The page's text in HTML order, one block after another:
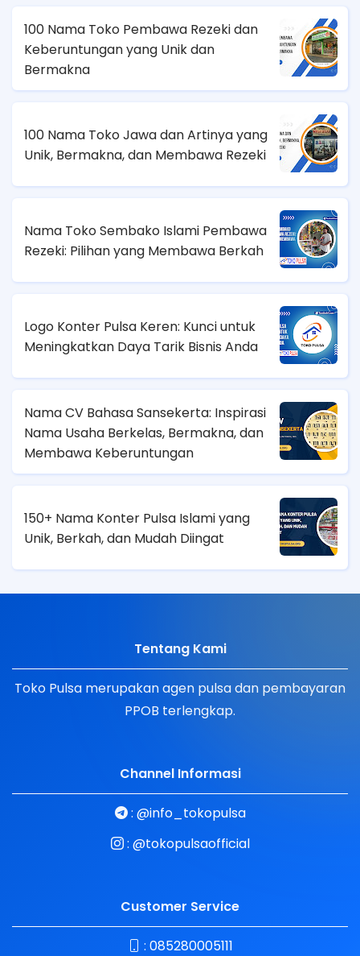
100 Nama Toko Pembawa Rezeki dan
Keberuntungan yang Unik dan
Bermakna
100 Nama Toko Jawa dan Artinya yang
Unik, Bermakna, dan Membawa Rezeki
Nama Toko Sembako Islami Pembawa
Rezeki: Pilihan yang Membawa Berkah
Logo Konter Pulsa Keren: Kunci untuk
Meningkatkan Daya Tarik Bisnis Anda
Nama CV Bahasa Sansekerta: Inspirasi
Nama Usaha Berkelas, Bermakna, dan
Membawa Keberuntungan
150+ Nama Konter Pulsa Islami yang
Unik, Berkah, dan Mudah Diingat
Tentang Kami
Toko Pulsa merupakan agen pulsa dan pembayaran
PPOB terlengkap.
Channel Informasi
: @info_tokopulsa
: @tokopulsaofficial
Customer Service
: 085280005111